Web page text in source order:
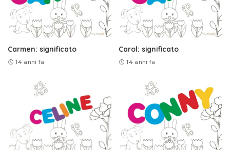
Carmen: significato
14 anni fa
Carol: significato
14 anni fa